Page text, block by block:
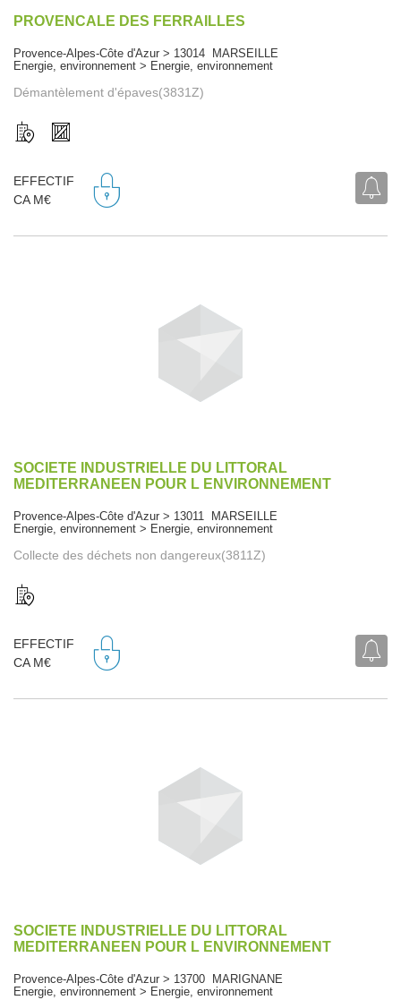
PROVENCALE DES FERRAILLES
Provence-Alpes-Côte d'Azur > 13014 MARSEILLE
Energie, environnement > Energie, environnement
Démantèlement d'épaves(3831Z)
EFFECTIF
CA M€
SOCIETE INDUSTRIELLE DU LITTORAL
MEDITERRANEEN POUR L ENVIRONNEMENT
Provence-Alpes-Côte d'Azur > 13011 MARSEILLE
Energie, environnement > Energie, environnement
Collecte des déchets non dangereux(3811Z)
EFFECTIF
CA M€
SOCIETE INDUSTRIELLE DU LITTORAL
MEDITERRANEEN POUR L ENVIRONNEMENT
Provence-Alpes-Côte d'Azur > 13700 MARIGNANE
Energie, environnement > Energie, environnement